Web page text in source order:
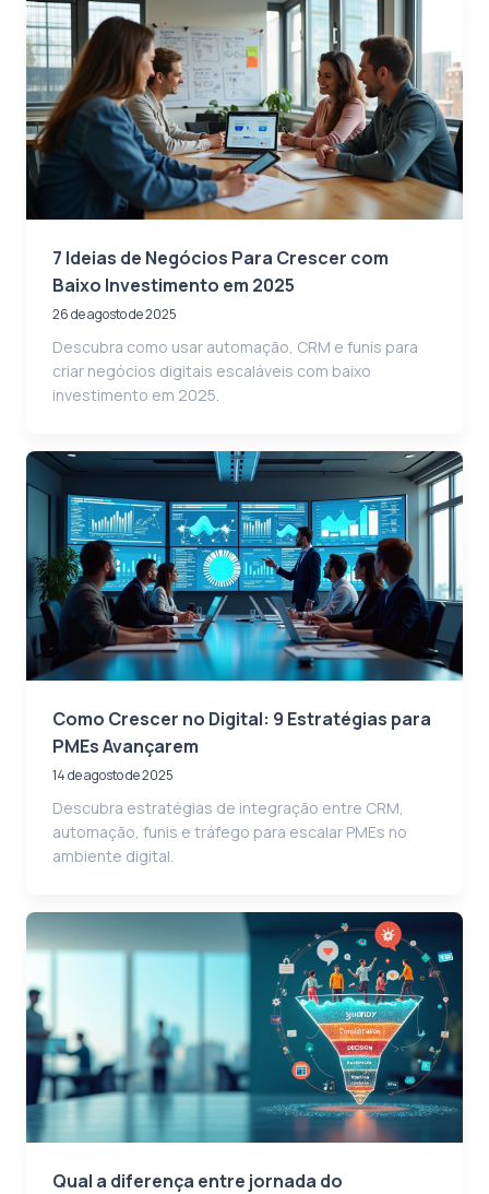
7 Ideias de Negócios Para Crescer com
Baixo Investimento em 2025
26 de agosto de 2025
Descubra como usar automação, CRM e funis para
criar negócios digitais escaláveis com baixo
investimento em 2025.
Como Crescer no Digital: 9 Estratégias para
PMEs Avançarem
14 de agosto de 2025
Descubra estratégias de integração entre CRM,
automação, funis e tráfego para escalar PMEs no
ambiente digital.
Qual a diferença entre jornada do